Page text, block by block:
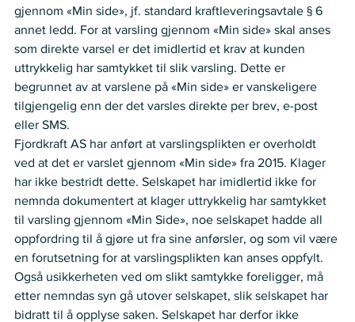
gjennom «Min side», jf. standard kraftleveringsavtale § 6
annet ledd. For at varsling gjennom «Min side» skal anses
som direkte varsel er det imidlertid et krav at kunden
uttrykkelig har samtykket til slik varsling. Dette er
begrunnet av at varslene på «Min side» er vanskeligere
tilgjengelig enn der det varsles direkte per brev, e-post
eller SMS.
Fjordkraft AS har anført at varslingsplikten er overholdt
ved at det er varslet gjennom «Min side» fra 2015. Klager
har ikke bestridt dette. Selskapet har imidlertid ikke for
nemnda dokumentert at klager uttrykkelig har samtykket
til varsling gjennom «Min Side», noe selskapet hadde all
oppfordring til å gjøre ut fra sine anførsler, og som vil være
en forutsetning for at varslingsplikten kan anses oppfylt.
Også usikkerheten ved om slikt samtykke foreligger, må
etter nemndas syn gå utover selskapet, slik selskapet har
bidratt til å opplyse saken. Selskapet har derfor ikke